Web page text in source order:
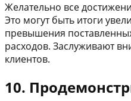
Желательно все
Это могут быть итоги
превышения
расходов. Заслуживают
клиентов.
10.